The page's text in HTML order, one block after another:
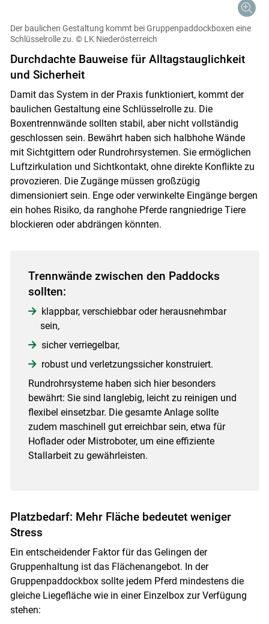
Der baulichen Gestaltung kommt bei Gruppenpaddockboxen eine
Schlüsselrolle zu. © LK Niederösterreich
Durchdachte Bauweise für Alltagstauglichkeit
und Sicherheit
Damit das System in der Praxis funktioniert, kommt der
baulichen Gestaltung eine Schlüsselrolle zu. Die
Boxentrennwände sollten stabil, aber nicht vollständig
geschlossen sein. Bewährt haben sich halbhohe Wände
mit Sichtgittern oder Rundrohrsystemen. Sie ermöglichen
Luftzirkulation und Sichtkontakt, ohne direkte Konflikte zu
provozieren. Die Zugänge müssen großzügig
dimensioniert sein. Enge oder verwinkelte Eingänge bergen
ein hohes Risiko, da ranghohe Pferde rangniedrige Tiere
blockieren oder abdrängen könnten.
Trennwände zwischen den Paddocks
sollten:
klappbar, verschiebbar oder herausnehmbar
sein,
sicher verriegelbar,
robust und verletzungssicher konstruiert.
Rundrohrsysteme haben sich hier besonders
bewährt: Sie sind langlebig, leicht zu reinigen und
flexibel einsetzbar. Die gesamte Anlage sollte
zudem maschinell gut erreichbar sein, etwa für
Hoflader oder Mistroboter, um eine effiziente
Stallarbeit zu gewährleisten.
Platzbedarf: Mehr Fläche bedeutet weniger
Stress
Ein entscheidender Faktor für das Gelingen der
Gruppenhaltung ist das Flächenangebot. In der
Gruppenpaddockbox sollte jedem Pferd mindestens die
gleiche Liegefläche wie in einer Einzelbox zur Verfügung
stehen: